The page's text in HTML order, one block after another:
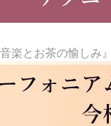
楽とお茶の愉しみ』